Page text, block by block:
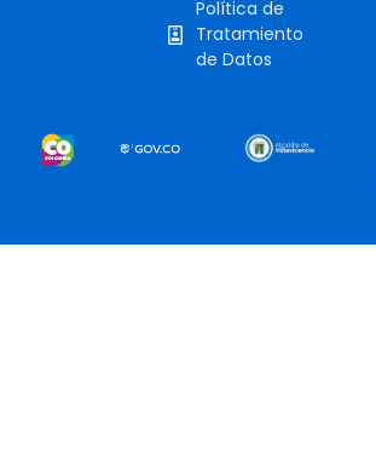
Política de
Tratamiento
de Datos